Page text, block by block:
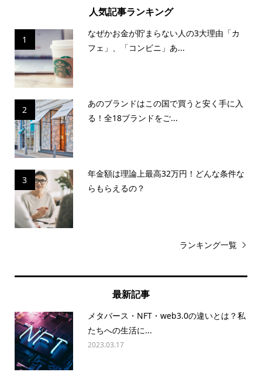
人気記事ランキング
1
なぜかお金が貯まらない人の3大理由「カ
フェ」、「コンビニ」あ...
2
あのブランドはこの国で買うと安く手に入
る！全18ブランドをご...
3
年金額は理論上最高32万円！どんな条件な
らもらえるの？
ランキング一覧
最新記事
メタバース・NFT・web3.0の違いとは？私
たちへの生活に...
2023.03.17